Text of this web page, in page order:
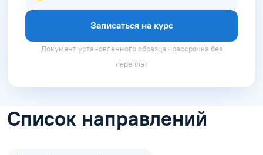
Записаться на курс
Документ установленного образца · рассрочка без
переплат
Список направлений